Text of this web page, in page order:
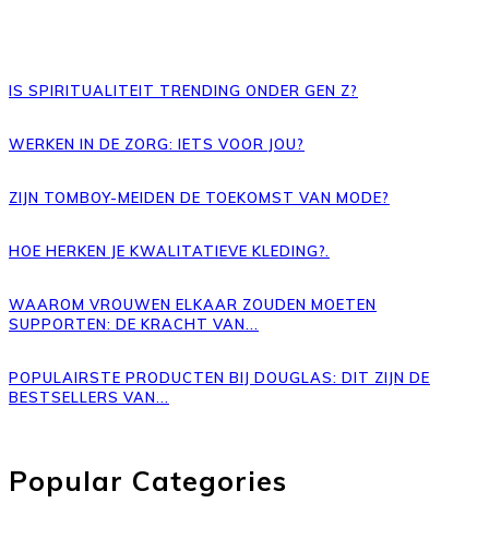
IS SPIRITUALITEIT TRENDING ONDER GEN Z?
WERKEN IN DE ZORG: IETS VOOR JOU?
ZIJN TOMBOY-MEIDEN DE TOEKOMST VAN MODE?
HOE HERKEN JE KWALITATIEVE KLEDING?.
WAAROM VROUWEN ELKAAR ZOUDEN MOETEN
SUPPORTEN: DE KRACHT VAN...
POPULAIRSTE PRODUCTEN BIJ DOUGLAS: DIT ZIJN DE
BESTSELLERS VAN...
Popular Categories